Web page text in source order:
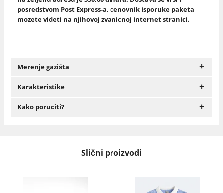
posredstvom Post Express-a, cenovnik isporuke paketa
mozete videti na njihovoj zvanicnoj internet stranici.
Merenje gazišta +
Karakteristike +
Kako poruciti? +
Slični proizvodi